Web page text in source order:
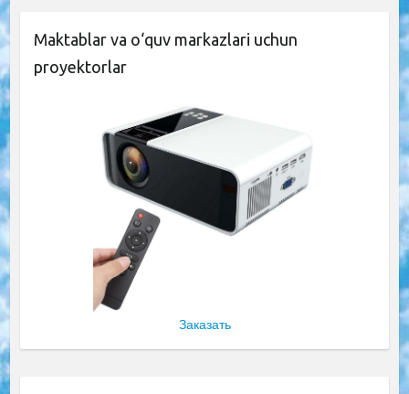
Maktablar va o‘quv markazlari uchun
proyektorlar
Заказать